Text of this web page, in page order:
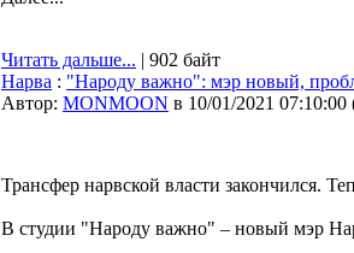
Читать дальше... | 902 байт
Нарва : "Народу важно": мэр новый,
Автор: MONMOON в 10/01/2021 07:10:00
Трансфер нарвской власти закончился.
В студии "Народу важно" – новый мэр